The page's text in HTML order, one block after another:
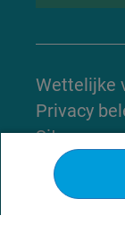
Wettelijke
Privacy
Site map
Cookies
© 2026 -